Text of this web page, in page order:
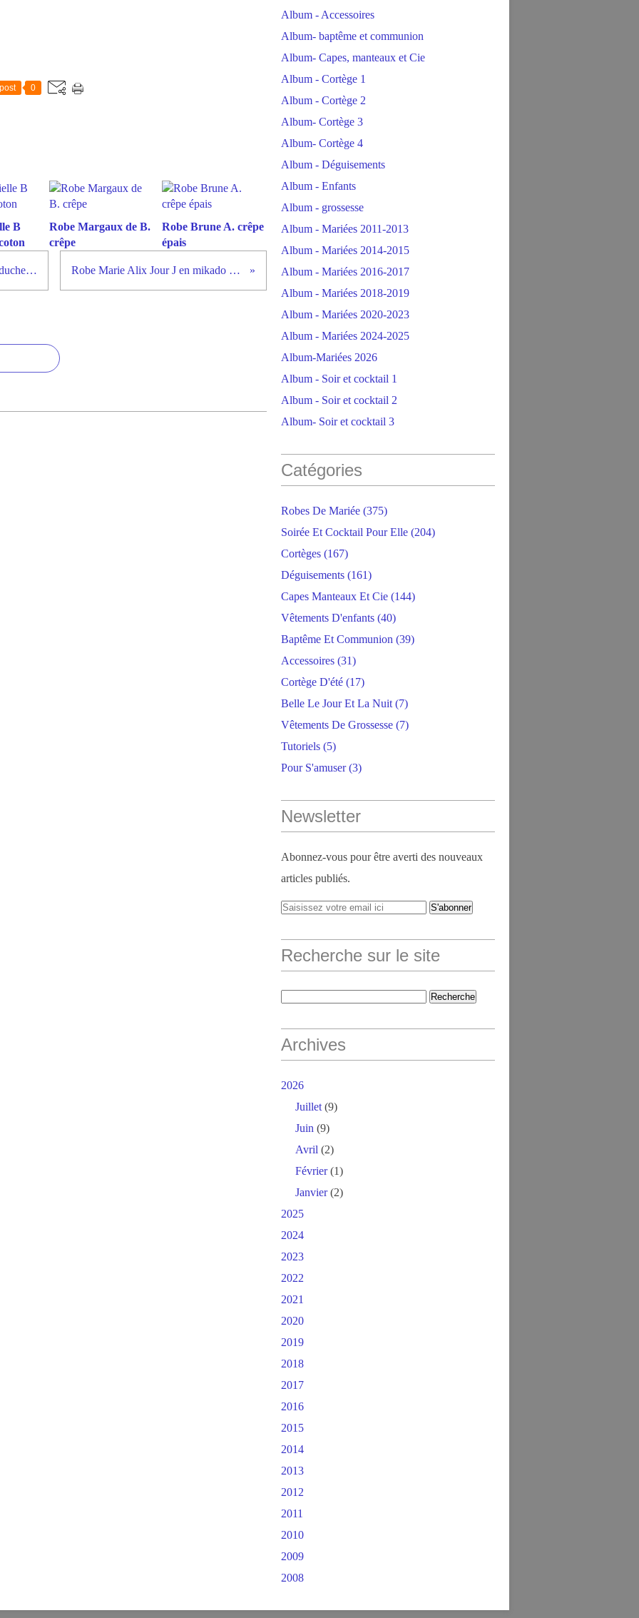
0
B
Robe Margaux de B.
crêpe
Robe Brune A. crêpe
épais
Ensemble veste pantalon en satin duchesse rouge Armelle Robe Marie Alix Jour J en mikado souple et dentelle
Album - Accessoires
Album- baptême et communion
Album- Capes, manteaux et Cie
Album - Cortège 1
Album - Cortège 2
Album- Cortège 3
Album- Cortège 4
Album - Déguisements
Album - Enfants
Album - grossesse
Album - Mariées 2011-2013
Album - Mariées 2014-2015
Album - Mariées 2016-2017
Album - Mariées 2018-2019
Album - Mariées 2020-2023
Album - Mariées 2024-2025
Album-Mariées 2026
Album - Soir et cocktail 1
Album - Soir et cocktail 2
Album- Soir et cocktail 3
Catégories
Robes De Mariée (375)
Soirée Et Cocktail Pour Elle (204)
Cortèges (167)
Déguisements (161)
Capes Manteaux Et Cie (144)
Vêtements D'enfants (40)
Baptême Et Communion (39)
Accessoires (31)
Cortège D'été (17)
Belle Le Jour Et La Nuit (7)
Vêtements De Grossesse (7)
Tutoriels (5)
Pour S'amuser(3)
Newsletter
Abonnez-vous pour être averti des nouveaux
articles publiés.
Recherche sur le site
Archives
2026
Juillet (9)
Juin (9)
Avril (2)
Février(1)
Janvier(2)
2025
2024
2023
2022
2021
2020
2019
2018
2017
2016
2015
2014
2013
2012
2011
2010
2009
2008